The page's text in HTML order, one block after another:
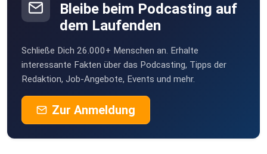
Bleibe beim Podcasting auf
dem Laufenden
Schließe Dich 26.000+ Menschen an. Erhalte
interessante Fakten über das Podcasting, Tipps der
Redaktion, Job-Angebote, Events und mehr.
Zur Anmeldung